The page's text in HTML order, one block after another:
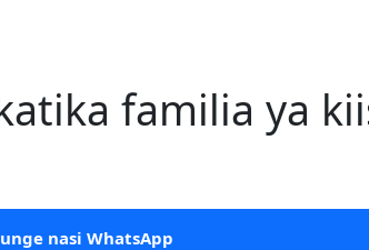
familia ya
nasi WhatsApp